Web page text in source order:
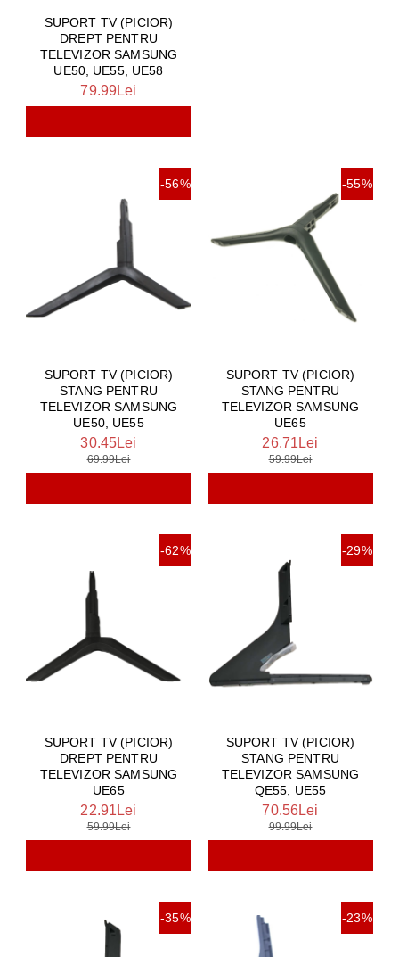
SUPORT TV (PICIOR)
DREPT PENTRU
TELEVIZOR SAMSUNG
UE50, UE55, UE58
79.99Lei
-56%
SUPORT TV (PICIOR)
STANG PENTRU
TELEVIZOR SAMSUNG
UE50, UE55
30.45Lei
69.99Lei
-55%
SUPORT TV (PICIOR)
STANG PENTRU
TELEVIZOR SAMSUNG
UE65
26.71Lei
59.99Lei
-62%
SUPORT TV (PICIOR)
DREPT PENTRU
TELEVIZOR SAMSUNG
UE65
22.91Lei
59.99Lei
-29%
SUPORT TV (PICIOR)
STANG PENTRU
TELEVIZOR SAMSUNG
QE55, UE55
70.56Lei
99.99Lei
-35% -23%